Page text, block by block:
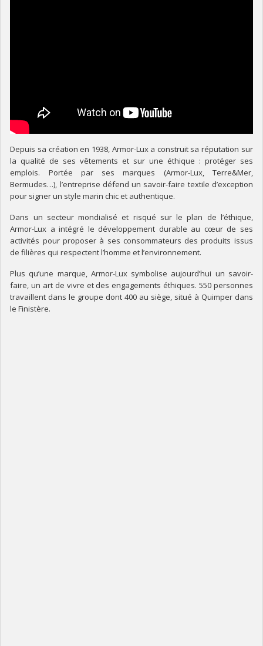
Depuis sa création en 1938, Armor-Lux a construit sa réputation sur
la qualité de ses vêtements et sur une éthique : protéger ses
emplois. Portée par ses marques (Armor-Lux, Terre&Mer,
Bermudes…), l’entreprise défend un savoir-faire textile d’exception
pour signer un style marin chic et authentique.
Dans un secteur mondialisé et risqué sur le plan de l’éthique,
Armor-Lux a intégré le développement durable au cœur de ses
activités pour proposer à ses consommateurs des produits issus
de filières qui respectent l’homme et l’environnement.
Plus qu’une marque, Armor-Lux symbolise aujourd’hui un savoir-
faire, un art de vivre et des engagements éthiques. 550 personnes
travaillent dans le groupe dont 400 au siège, situé à Quimper dans
le Finistère.